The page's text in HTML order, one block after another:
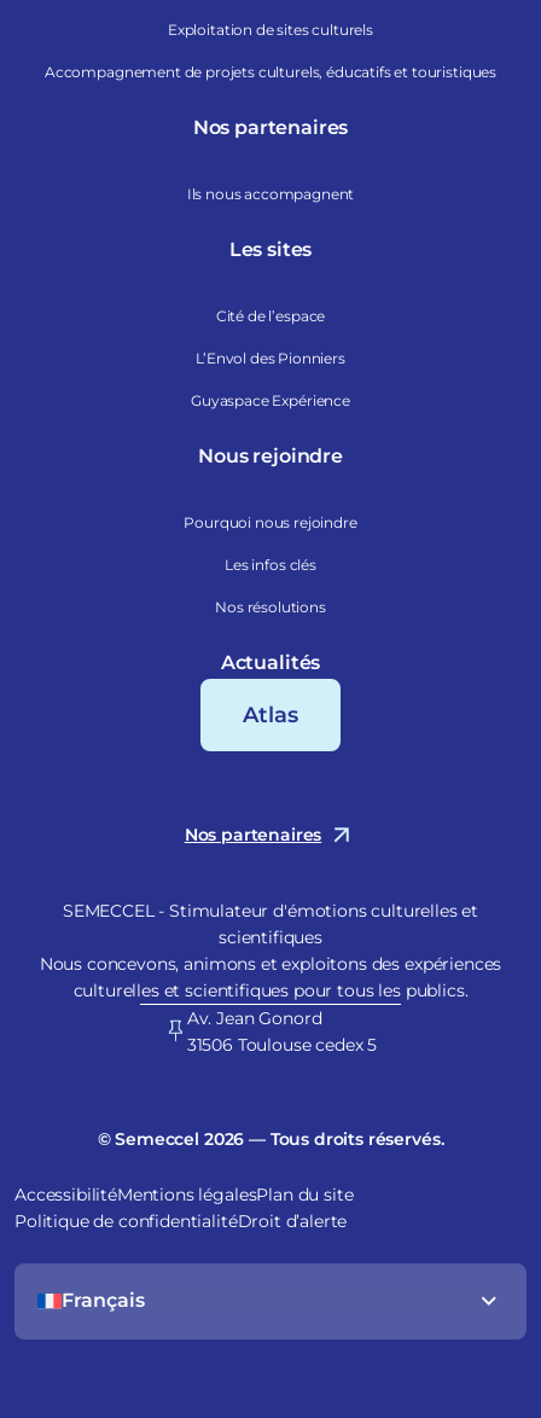
Exploitation de sites culturels
Accompagnement de projets culturels, éducatifs et touristiques
Nos partenaires
Ils nous accompagnent
Les sites
Cité de l’espace
L’Envol des Pionniers
Guyaspace Expérience
Nous rejoindre
Pourquoi nous rejoindre
Les infos clés
Nos résolutions
Actualités
Atlas
Nos partenaires
SEMECCEL - Stimulateur d'émotions culturelles et
scientifiques
Nous concevons, animons et exploitons des expériences
culturelles et scientifiques pour tous les publics.
Av. Jean Gonord
31506 Toulouse cedex 5
© Semeccel 2026 — Tous droits réservés.
AccessibilitéMentions légalesPlan du site
Politique de confidentialitéDroit d’alerte
Français